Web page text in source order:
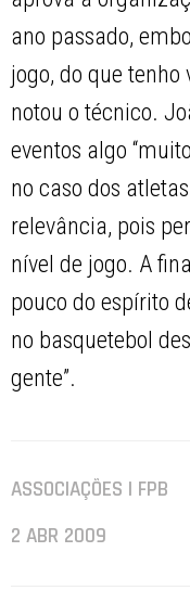
ano passado,
jogo, do que tenho
notou o técnico.
eventos algo
no caso dos
relevância, pois
nível de jogo. A
pouco do espírito
no basquetebol
gente”.
ASSOCIAÇÕES | FPB
2 ABR 2009